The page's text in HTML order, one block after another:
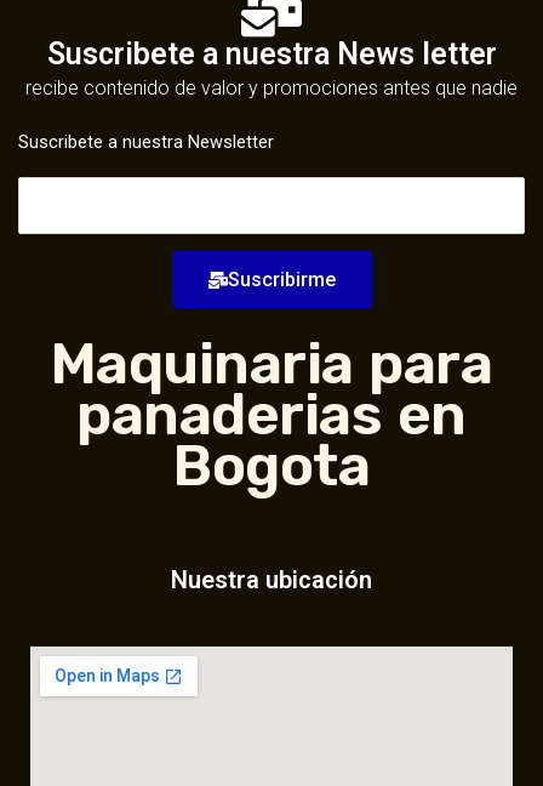
Suscribete a nuestra News letter
recibe contenido de valor y promociones antes que nadie
Suscribete a nuestra Newsletter
Suscribirme
Maquinaria para
panaderias en
Bogota
Nuestra ubicación